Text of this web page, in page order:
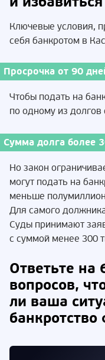
Ключевые условия,
себя банкротом в
Просрочка от 90
Чтобы подать на
по одному из долгов
Сумма долга более
Но закон
могут подать на
меньше
Для самого
Суды принимают
с суммой менее 300
Ответьте на
вопросов,
ли ваша